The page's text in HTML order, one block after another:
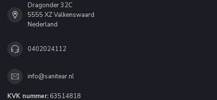
Dragonder 32C
5555 XZ Valkenswaard
Nederland
0402024112
info@sanitear.nl
KVK nummer: 63514818